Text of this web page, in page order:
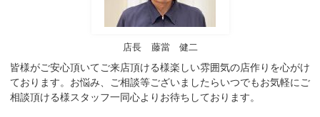
店長 藤當 健二
皆様がご安心頂いてご来店頂ける様楽しい雰囲気の店作りを心がけ
ております。お悩み、ご相談等ございましたらいつでもお気軽にご
相談頂ける様スタッフ一同心よりお待ちしております。